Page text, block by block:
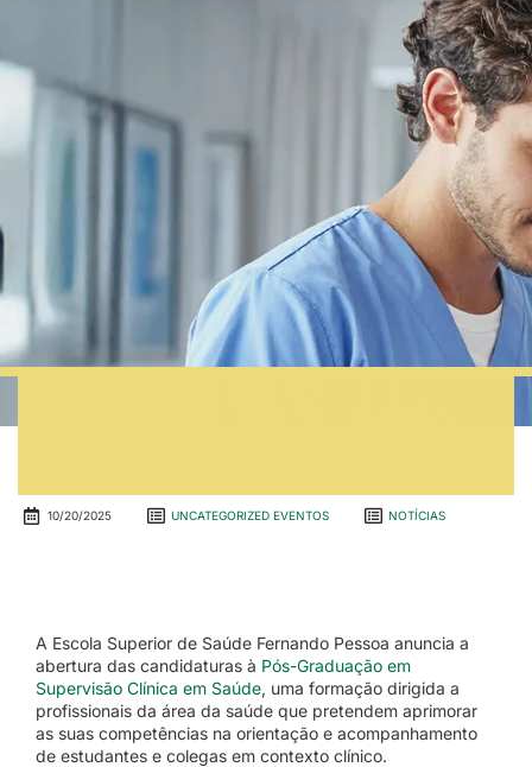
10/20/2025 UNCATEGORIZED EVENTOS NOTÍCIAS
A Escola Superior de Saúde Fernando Pessoa anuncia a
abertura das candidaturas à Pós-Graduação em
Supervisão Clínica em Saúde, uma formação dirigida a
profissionais da área da saúde que pretendem aprimorar
as suas competências na orientação e acompanhamento
de estudantes e colegas em contexto clínico.